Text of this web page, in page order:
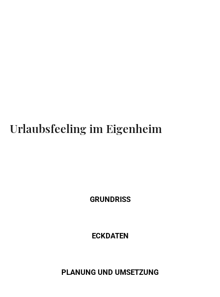
Urlaubsfeeling im Eigenheim
GRUNDRISS
ECKDATEN
PLANUNG UND UMSETZUNG